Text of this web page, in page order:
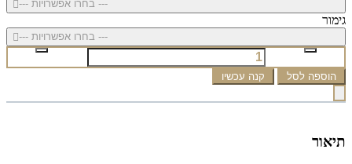
--- בחרו אפשרויות ---
גימור
--- בחרו אפשרויות ---
הוספה לסל קנה עכשיו
תיאור